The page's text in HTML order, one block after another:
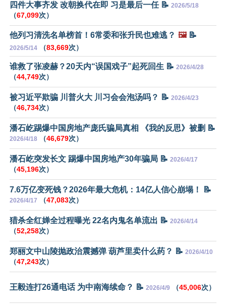
四件大事齐发 改朝换代在即 习是最后一任 📝 2026/5/18
（67,099次）
他列习清洗名单榜首！6常委和张升民也难逃？ 🖼️📝
2026/5/14 （83,669次）
谁救了张凌赫？20天内“误国戏子”起死回生 📝 2026/4/28
（44,749次）
被习近平欺骗 川普火大 川习会会泡汤吗？ 📝 2026/4/23
（46,734次）
潘石屹踢爆中国房地产庞氏骗局真相 《我的反思》被删 📝
2026/4/18 （46,679次）
潘石屹突发长文 踢爆中国房地产30年骗局 📝 2026/4/17
（45,196次）
7.6万亿变死钱？2026年最大危机：14亿人信心崩塌！ 📝
2026/4/17 （47,083次）
猎杀全红婵全过程曝光 22名内鬼名单流出 📝 2026/4/14
（52,258次）
郑丽文中山陵抛政治震撼弹 葫芦里卖什么药？ 📝 2026/4/10
（47,243次）
王毅连打26通电话 为中南海续命？ 📝 2026/4/9 （45,006次）